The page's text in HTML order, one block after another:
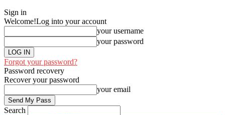
Sign in
Welcome!Log into your account
your username
your password
Forgot your password?
Password recovery
Recover your password
your email
Search